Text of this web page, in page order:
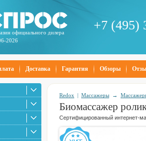
официального дилера
2026
+7 (495)
Доставка Гарантия Обзоры
Redox | Массажеры →
Биомассажер
Сертифицированный интернет-